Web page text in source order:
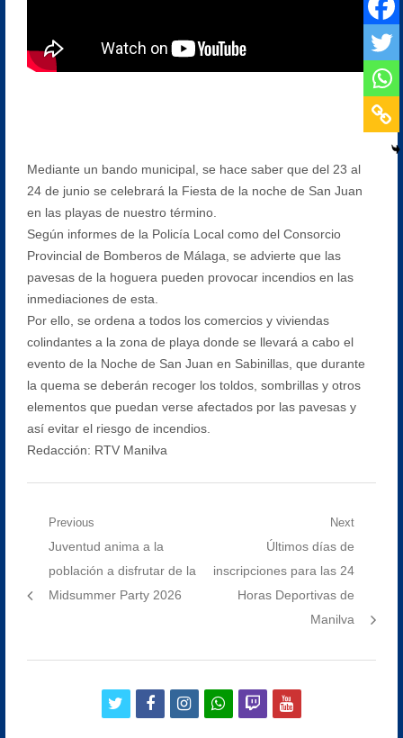
Mediante un bando municipal, se hace saber que del 23 al
24 de junio se celebrará la Fiesta de la noche de San Juan
en las playas de nuestro término.
Según informes de la Policía Local como del Consorcio
Provincial de Bomberos de Málaga, se advierte que las
pavesas de la hoguera pueden provocar incendios en las
inmediaciones de esta.
Por ello, se ordena a todos los comercios y viviendas
colindantes a la zona de playa donde se llevará a cabo el
evento de la Noche de San Juan en Sabinillas, que durante
la quema se deberán recoger los toldos, sombrillas y otros
elementos que puedan verse afectados por las pavesas y
así evitar el riesgo de incendios.
Redacción: RTV Manilva
Navegación
entradas
Previous
Previous
post:
Juventud anima a la
población a disfrutar de la
Midsummer Party 2026
Next
Next
post:
Últimos días de
inscripciones para las 24
Horas Deportivas de
Manilva
twitterfacebookinstagramwhatsapp
twitchyoutube